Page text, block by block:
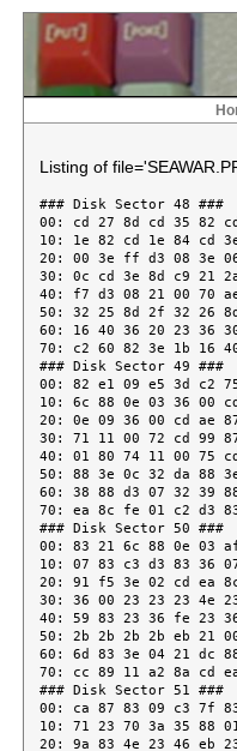
Listing of
### Disk Sector 48 ###
00: cd 27 8d cd 35 82 cd d4 83 cd ed 82 cd 37 85 da   .'..5........7..
10: 1e 82 cd 1e 84 cd 3e 86 cd 0a 84 c3 06 82 01 00   ......>.........
20: 00 3e ff d3 08 3e 06 cd 3e 8d 3e 02 cd 3e 8d 3e   .>...>..>.>..>.>
30: 0c cd 3e 8d c9 21 2a 8c cd 41 8d 3e ff d3 08 3e   ..>..!*..A.>...>
40: f7 d3 08 21 00 70 ae 23 47 7c fe a0 78 c2 46 82   ...!.p.#G|..x.F.
50: 32 25 8d 2f 32 26 8d 21 00 70 01 80 00 e5 3e 05   2%./2&.!.p....>.
60: 16 40 36 20 23 36 30 23 15 c2 62 82 e1 09 e5 3d   .@6 #60#..b....=
70: c2 60 82 3e 1b 16 40 36 20 23 36 20 23 15 c2 77   .`.>..@6 #6 #..w
### Disk Sector 49 ###
00: 82 e1 09 e5 3d c2 75 82 e1 21 32 8c cd 41 8d 21   ....=.u..!2..A.!
10: 6c 88 0e 03 36 00 cd a7 87 0d c2 94 82 21 99 88   l...6........!..
20: 0e 09 36 00 cd ae 87 0d c2 a2 82 21 73 88 01 80   ..6........!s...
30: 71 11 00 72 cd 99 87 01 00 73 11 80 73 cd 99 87   q..r.....s..s...
40: 01 80 74 11 00 75 cd 99 87 3e ff 32 d8 88 32 d9   ..t..u...>.2..2.
50: 88 3e 0c 32 da 88 3e 18 32 34 88 af 32 37 88 32   .>.2..>.24..27.2
60: 38 88 d3 07 32 39 88 3e ff 32 db 88 c9 3e 64 cd   8...29.>.2...>d.
70: ea 8c fe 01 c2 d3 83 3e 04 cd ea 8c fe 03 c2 d3   .......>........
### Disk Sector 50 ###
00: 83 21 6c 88 0e 03 af be ca 15 83 cd a7 87 0d c2   .!l.............
10: 07 83 c3 d3 83 36 07 cd b5 87 23 77 23 77 3e 03   .....6....#w#w>.
20: 91 f5 3e 02 cd ea 8c fe 01 ca 42 83 23 36 02 23   ..>.......B.#6.#
30: 36 00 23 23 23 4e 23 46 2b 2b eb 21 e2 ff 09 c3   6.###N#F++.!....
40: 59 83 23 36 fe 23 36 ff 23 23 23 23 23 4e 23 46   Y.#6.#6.#####N#F
50: 2b 2b 2b 2b eb 21 00 00 09 eb 72 2b 73 f1 e5 c2   ++++.!....r+s...
60: 6d 83 3e 04 21 dc 88 11 9a 8a c3 75 83 3e 02 21   m.>.!......u.>.!
70: cc 89 11 a2 8a cd ea 8c 3c 32 35 88 01 3c 00 3d   ........<25..<.=
### Disk Sector 51 ###
00: ca 87 83 09 c3 7f 83 44 4d e1 23 23 23 23 23 23   ......DM.######
10: 71 23 70 3a 35 88 01 02 00 eb 3d ca a2 83 09 c3   q#p:5.....=.....
20: 9a 83 4e 23 46 eb 23 71 23 70 3a 37 88 b7 ca d3   ..N#F.#q#p:7....
30: 83 e5 21 ab 8c cd 41 8d 60 69 cd 41 8d 11 f6 ff   ..!...A.`i.A....
40: e1 19 7e b7 fa cd 83 21 a6 8a c3 d0 83 21 b3 8a   ..~....!.....!..
50: cd 41 8d c9 21 d9 88 35 c0 3a d8 88 77 23 35 c0   .A..!..5.:..w#5.
60: 3e 0c 77 3a 34 88 3d f8 cc 01 84 32 34 88 21 56   >.w:4.=....24.!V
70: 7f cd 04 88 3e 40 32 38 88 d3 07 3e 20 32 db 88   ...>@28...> 2..
### Disk Sector 52 ###
00: c9 21 be 8c f5 cd 41 8d f1 c9 3a db 88 b7 f8 3d   .!....A...:....=
10: 32 db 88 c0 32 38 88 d3 07 3d 32 db 88 c9 21 6c   2...28...=2...!l
20: 88 06 03 c5 22 43 88 cd 36 84 2a 43 88 cd a7 87   ...."C..6.*C....
30: c1 05 c2 23 84 c9 7e b7 ca be 84 23 56 23 35 c2   ...#..~....#V#5.
40: be 84 f5 3e 03 90 32 3a 88 f1 72 fe 01 ca 59 84   ...>..2:..r...Y.
50: fe 08 d2 d9 84 2b 2b 35 c9 cd 84 87 23 23 5e 23   .....++5....##^#
60: 56 eb 22 3f 88 eb 23 5e 23 56 eb 22 41 88 eb 23   V."?..#^#V."A..#
70: 5e 23 56 eb 22 3d 88 3e 1e 32 35 88 af 32 36 88   ^#V."=.>.25..26.
### Disk Sector 53 ###
00: 2a 3f 88 eb 2a 3b 88 cd 1c 88 fa 9b 84 eb 2a 41   *?..*;........*A
10: 88 eb cd 1c 88 f2 9b 84 cd bf 84 2a 3d 88 23 22   ...........*=.#"
20: 3d 88 2a 3b 88 23 22 3b 88 3a 35 88 3d 32 35 88   =.*;.#";.:5.=25.
30: c2 80 84 3a 36 88 b7 c0 2a 43 88 36 00 c9 c9 2a   ...:6...*C.6...*
40: 3d 88 eb 2a 3b 88 1a 77 01 80 00 09 eb 01 1e 00   =..*;..w........
50: 09 7e 12 3e 01 32 36 88 c9 3e 40 32 38 88 d3 07   .~.>.26..>@28...
60: e5 2b 2b 7e 3c 77 ca 16 85 f5 e6 01 c2 f5 84 af   .++~<w..........
70: 32 38 88 d3 07 3a 3a 88 b7 c2 09 85 11 c0 8a f1   28...::.........
### Disk Sector 54 ###
00: ea 2c 85 11 fc 8a c3 2c 85 11 74 8b f1 ea 2c 85   .,.....,..t...,.
10: 11 b0 8b c3 2c 85 af 32 38 88 d3 07 3a 3a 88 b7   ....,..28...::..
20: c2 29 85 11 38 8b c3 2c 85 11 ee 8b 01 0b 00 09   .)..8..,........
30: 73 23 72 e1 c3 59 84 3a 39 88 b7 ca 43 85 3d 32   s#r..Y.:9...C.=2
40: 39 88 c9 cd 6b 87 d2 71 85 21 45 88 06 0d be ca   9...k..q.!E.....
50: 5a 85 23 05 c2 4e 85 c3 71 85 3e 0d 90 07 21 52   Z.#..N..q.>...!R
60: 88 85 6f d2 67 85 24 5e 23 56 eb 3e 96 32 39 88   ..o.g.$^#V.>.29.
70: e9 3a 34 88 b7 c0 3e 7f cd ea 8c fe 0d c2 94 85   .:4...>........
### Disk Sector 55 ###
00: 3e 19 cd ea 8c fe 03 c2 94 85 3e 09 cd ea 8c c6   >.........>.....
10: 31 c3 49 85 af c9 06 23 11 7e ff c3 de 85 06 23   1.I....#.~.....#
20: 11 80 ff c3 e4 85 06 23 11 82 ff c3 ea 85 06 19   .......#........
30: 11 7e ff c3 de 85 06 19 11 80 ff c3 e4 85 06 19   .~..............
40: 11 82 ff c3 ea 85 06 0a 11 7e ff c3 de 85 06 0a   .........~......
50: 11 80 ff c3 e4 85 06 0a 11 82 ff c3 ea 85 21 a0   ..............!.
60: 88 c3 ed 85 21 ae 88 c3 ed 85 21 c3 88 c5 06 03   ....!.....!.....
70: 7e b7 ca 00 86 cd ae 87 05 c2 f0 85 c1 c3 71 85   ~.............q.
### Disk Sector 56 ###
00: c1 36 01 23 70 23 70 23 73 23 72 01 be 7f 23 71   .6.#p#p#s#r..#q
10: 23 70 21 76 7e cd ff 87 c3 71 85 e1 c3 00 82 21   #p!v~....q.....!
20: b6 8c cd 41 8d af 37 c9 3a 37 88 2f 32 37 88 21   ...A..7.:7./27.!
30: ab 8c cd 41 8d 21 a7 8c cd 41 8d c3 71 85 21 99   ...A.!...A..q.!.
40: 88 06 09 c5 22 43 88 cd 56 86 2a 43 88 cd ae 87   ...."C..V.*C....
50: c1 05 c2 43 86 c9 7e b7 ca 6a 87 23 56 23 35 c2   ...C..~..j.#V#5.
60: 6a 87 72 fe 01 ca 6f 86 2b 2b 34 ca 49 87 c9 e5   j.r...o.++4.I...
70: 23 23 23 5e 23 56 eb 7e fe 2b ca 88 86 fe 70 c2   ###^#V.~.+....p.
### Disk Sector 57 ###
00: 88 86 23 36 27 2b 36 22 e1 cd 84 87 2a 3b 88 23   ..#6'+6"....*;.#
10: 7e 2b fe 30 ca a7 86 e6 38 ca ad 86 7e fe 2b c8   ~+.0....8...~.+.
20: 36 70 23 36 20 2b c9 2a 43 88 36 f6 c9 21 75 88   6p#6 +.*C.6..!u.
30: 06 03 5e 23 56 e5 21 80 00 19 eb 2a 3b 88 cd 1c   ..^#V.!....*;...
40: 88 e1 fa cf 86 2b cd a7 87 05 c2 b2 86 06 03 3e   .....+.........>
50: 03 90 32 3a 88 23 5e 23 56 e5 21 18 89 cd 1c 88   ..2:.#^#V.!.....
60: e1 f5 11 f4 ff 19 36 ec 23 36 05 23 36 05 af 23   ......6.#6.#6..#
70: 77 23 77 21 f6 7e cd ff 87 2a 3b 88 23 7e 2b e6   w#w!.~...*;.#~+.
### Disk Sector 58 ###
00: 07 fe 01 7e c2 09 87 3e 05 47 0e 01 3a 37 88 b7   ...~...>.G..:7..
10: c2 15 87 0e 04 f1 c2 33 87 3e 05 91 4f 78 c5 f5   .......3.>..Ox..
20: 21 74 7f cd d5 87 f1 c1 3d c2 1e 87 0d c2 1d 87   !t.....=.......
30: c3 a7 86 78 c5 f5 21 74 7f cd ff 87 f1 c1 3d c2   ...x..!t.....=.
40: 34 87 0d c2 33 87 c3 a7 86 23 23 23 5e 23 56 21   4...3....###^#V!
50: be 7f 23 7e 2b e6 38 fe 30 c8 7e fe 22 c2 66 87   .#~+.8.0.~.".f.
60: 23 36 20 2b 36 20 19 c3 52 87 c9 06 ff 3a 38 88   #6 +6 ..R....:8.
70: 4f 04 78 fe 10 c8 d3 07 db 01 e6 01 c2 71 87 3e   O.x..........q.>
### Disk Sector 59 ###
00: 3f 90 37 c9 23 4e 23 46 23 5e 23 56 e5 60 69 19   ?.7.#N#F#^#V.`i.
10: 22 3b 88 eb e1 72 2b 73 c9 71 23 70 23 73 23 72   ";...r+s.q#p#s#r
20: 2b 2b 2b cd a7 87 c9 d5 11 0f 00 19 d1 c9 d5 11   +++.............
30: 07 00 19 d1 c9 e5 c5 3e 03 cd ea 8c fe 01 ca d0   .......>........
40: 87 fe 02 ca cb 87 3e 0a c3 d2 87 3e 19 c3 d2 87   ......>....>....
50: 3e 23 c1 e1 c9 3a 34 88 b7 c8 7e fe 20 ca fe 87   >#...:4...~. ...
60: fe 30 c2 ec 87 36 39 2b 2b c3 d5 87 3d 77 fe 30   .0...69++...=w.0
70: c2 fe 87 2b 2b 3e 20 be c2 fe 87 23 23 77 c9 3a   ...++> ....##w.:
### Disk Sector 60 ###
00: 34 88 b7 c8 7e fe 20 c2 0d 88 36 31 c9 fe 39 c2   4...~. ...61..9.
10: 19 88 36 30 2b 2b c3 ff 87 3c 77 c9 e5 7d 93 6f   ..60++...<w..}.o
20: 7c 9a 67 da 2f 88 b5 ca 31 88 3e 01 c3 31 88 3e   |.g./...1.>..1.>
30: ff e1 b7 c9 18 00 00 00 00 00 00 00 00 00 00 00   ................
40: 00 00 00 00 00 30 31 32 33 34 35 36 37 38 39 3e   .....0123456789>
50: 3f ff 1b 86 96 85 9e 85 a6 85 ae 85 b6 85 be 85   ?...............
60: c6 85 ce 85 d6 85 1f 86 28 86 71 85 00 00 00 00   ........(.q.....
70: 00 00 00 00 00 00 00 00 00 00 00 00 00 00 00 00   ................
### Disk Sector 61 ###
00: 00 00 00 00 00 00 00 00 00 00 00 00 00 00 00 00   ................
10: 00 00 00 00 00 00 00 00 00 00 00 00 00 00 00 00   ................
20: 00 00 00 00 00 00 00 00 00 00 00 00 00 00 00 00   ................
30: 00 00 00 00 00 00 00 00 00 00 00 00 00 00 00 00   ................
40: 00 00 00 00 00 00 00 00 00 00 00 00 00 00 00 00   ................
50: 00 00 00 00 00 00 00 00 00 00 00 ff 20 30 20 30   ............ 0 0
60: 2e 30 2e 30 2e 30 02 30 ec b0 ce b0 20 30 20 30   .0.0.0.0.... 0 0
70: 2e 30 2e 30 20 30 20 30 20 30 20 30 05 30 76 30   .0.0 0 0 0 0.0v0
### Disk Sector 62 ###
00: 01 00 02 00 03 00 04 00 04 c1 04 00 03 00 02 00   ................
10: 01 00 77 30 05 30 20 30 20 30 20 30 20 30 20 30   ..w0.0 0 0 0 0 0
20: 6b 31 20 30 e8 b0 e8 b0 08 b0 6d 30 12 30 20 30   k1 0......m0.0 0
30: 20 30 20 30 20 30 20 30 20 30 20 30 76 30 03 00    0 0 0 0 0 0v0..
40: 04 00 20 81 27 81 04 00 03 00 02 00 77 30 20 30   .. .'.......w0 0
50: 20 30 20 30 20 30 20 30 20 30 20 30 07 30 07 30    0 0 0 0 0 0.0.0
60: e8 b0 cc b0 08 b0 09 30 09 30 20 30 20 30 20 30   .......0.0 0 0 0
70: 20 30 20 30 20 30 20 30 76 30 02 00 03 00 04 00    0 0 0 0v0......
### Disk Sector 63 ###
00: 04 c1 04 00 03 00 02 00 77 30 20 30 20 30 20 30   ........w0 0 0 0
10: 20 30 20 30 20 30 20 30 20 30 07 30 62 30 8c b0    0 0 0 0 0.0b0..
20: 0c b0 09 30 08 b0 20 30 20 30 20 30 20 30 20 30   ...0.. 0 0 0 0 0
30: 20 30 20 30 20 30 20 30 76 30 03 00 04 00 04 c1    0 0 0 0v0......
40: 04 00 77 30 20 30 20 30 20 30 20 30 20 20 20 20   ..w0 0 0 0 0
50: 20 20 20 20 20 20 02 20 cc a0 0c a0 20 20 09 20         . ....  .
60: 80 a0 20 20 20 20 20 20 20 20 20 20 20 20 20 20   ..
70: 74 20 02 00 03 00 04 00 04 c1 04 00 03 00 02 00   t ..............
### Disk Sector 64 ###
00: 77 20 20 20 20 20 20 20 20 20 20 20 20 20 20 20   w
10: 20 20 20 20 11 20 cc a0 20 20 09 20 20 20 20 20       . ..  .
20: 20 20 20 20 20 20 20 20 20 20 20 20 20 20 f6 a0                 ..
30: 03 00 04 00 04 c1 04 00 03 00 6f a0 20 20 20 20   ..........o.
40: 20 20 20 20 41 49 52 43 52 41 46 54 20 43 41 52       AIRCRAFT CAR
50: 52 49 45 52 20 ef 48 4f 53 50 49 54 41 4c 20 53   RIER .HOSPITAL S
60: 48 49 50 20 ef 42 41 54 54 4c 45 53 48 49 50 20   HIP .BATTLESHIP
70: ef 44 45 53 54 52 4f 59 45 52 20 ef 4e 55 43 4c   .DESTROYER .NU